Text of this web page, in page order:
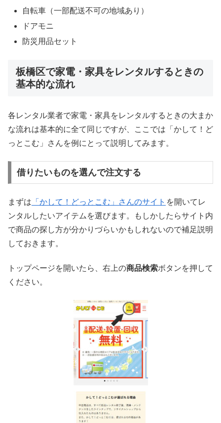
自転車（一部配送不可の地域あり）
ドアモニ
防災用品セット
板橋区で家電・家具をレンタルするときの
基本的な流れ
各レンタル業者で家電・家具をレンタルするときの大まか
な流れは基本的に全て同じですが、ここでは「かして！ど
っとこむ」さんを例にとって説明してみます。
借りたいものを選んで注文する
まずは 「かして！どっとこむ」さんのサイト を開いてレ
ンタルしたいアイテムを選びます。もしかしたらサイト内
で商品の探し方が分かりづらいかもしれないので補足説明
しておきます。
トップページを開いたら、右上の商品検索ボタンを押して
ください。